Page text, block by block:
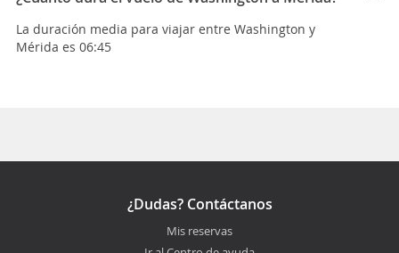
La duración media para viajar entre Washington y
Mérida es 06:45
¿Dudas? Contáctanos
Mis reservas